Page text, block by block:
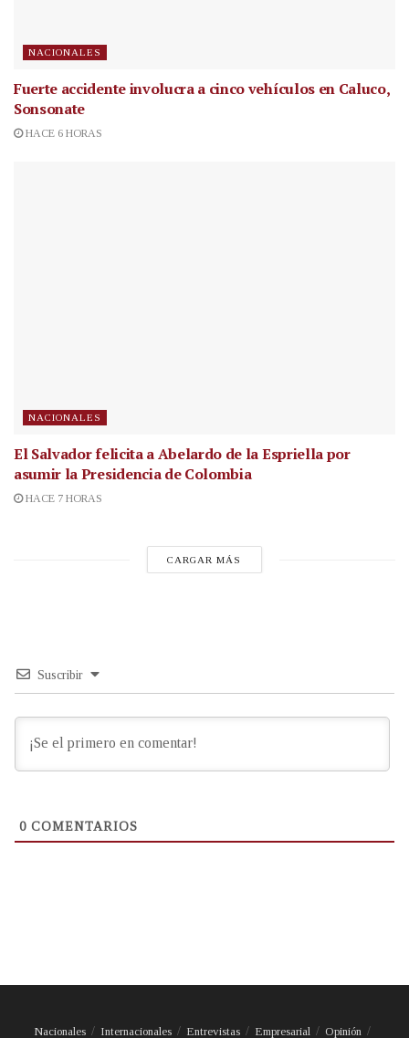
NACIONALES
Fuerte accidente involucra a cinco vehículos en Caluco,
Sonsonate
HACE 6 HORAS
NACIONALES
El Salvador felicita a Abelardo de la Espriella por
asumir la Presidencia de Colombia
HACE 7 HORAS
CARGAR MÁS
Suscribir
0 COMENTARIOS
Nacionales Internacionales Entrevistas Empresarial Opinión